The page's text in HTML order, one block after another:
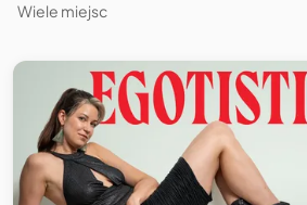
Wiele miejsc